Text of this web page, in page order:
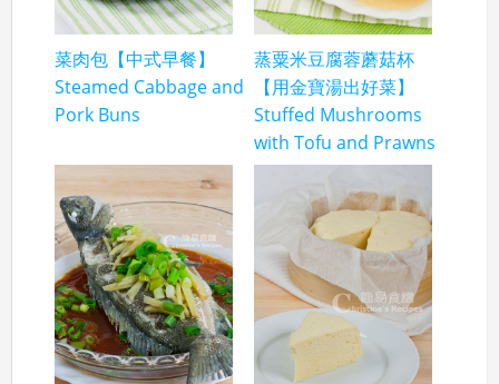
菜肉包【中式早餐】
Steamed Cabbage and
Pork Buns
蒸粟米豆腐蓉蘑菇杯
【用金寶湯出好菜】
Stuffed Mushrooms
with Tofu and Prawns